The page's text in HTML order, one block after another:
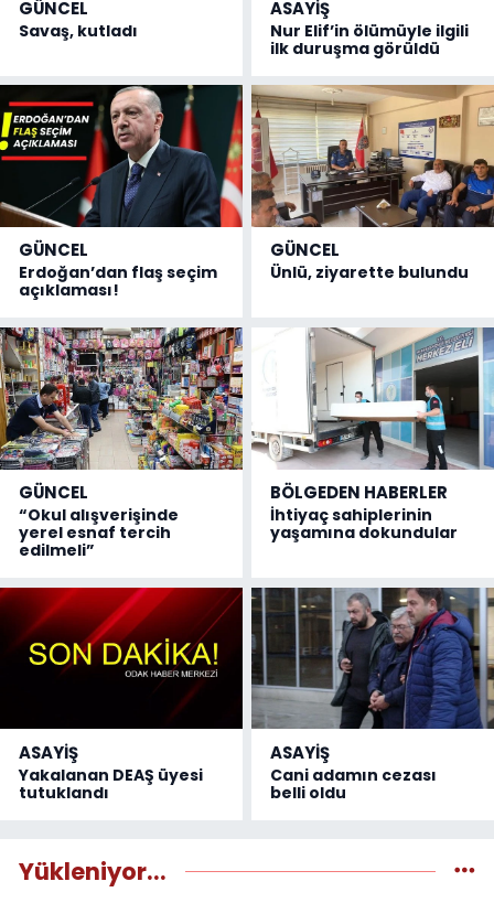
GÜNCEL
Savaş, kutladı
ASAYİŞ
Nur Elif’in ölümüyle ilgili
ilk duruşma görüldü
GÜNCEL
Erdoğan’dan flaş seçim
açıklaması!
GÜNCEL
Ünlü, ziyarette bulundu
GÜNCEL
“Okul alışverişinde
yerel esnaf tercih
edilmeli”
BÖLGEDEN HABERLER
İhtiyaç sahiplerinin
yaşamına dokundular
ASAYİŞ
Yakalanan DEAŞ üyesi
tutuklandı
ASAYİŞ
Cani adamın cezası
belli oldu
Yükleniyor...